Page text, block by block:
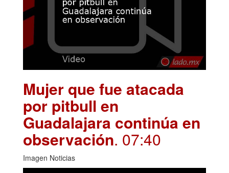
Mujer que fue atacada
por pitbull en
Guadalajara continúa en
observación. 07:40
Imagen Noticias